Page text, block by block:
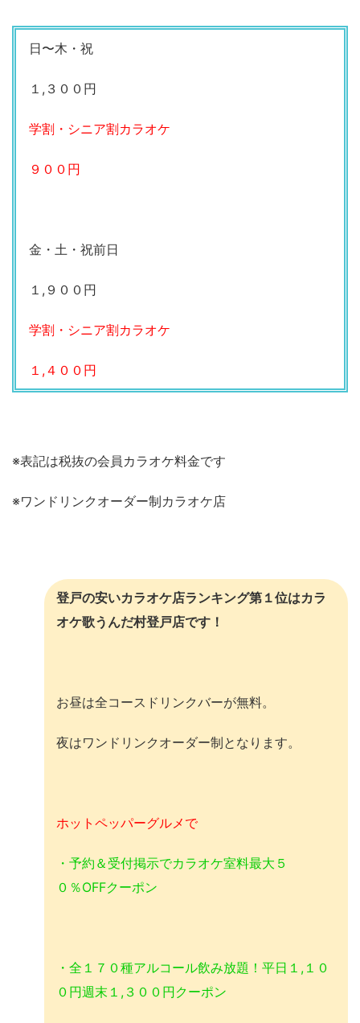
日〜木・祝
１,３００円
学割・シニア割カラオケ
９００円
金・土・祝前日
１,９００円
学割・シニア割カラオケ
１,４００円
※表記は税抜の会員カラオケ料金です
※ワンドリンクオーダー制カラオケ店
登戸の安いカラオケ店ランキング第１位はカラ
オケ歌うんだ村登戸店です！
お昼は全コースドリンクバーが無料。
夜はワンドリンクオーダー制となります。
ホットペッパーグルメで
・予約＆受付掲示でカラオケ室料最大５
０％OFFクーポン
・全１７０種アルコール飲み放題！平日１,１０
０円週末１,３００円クーポン